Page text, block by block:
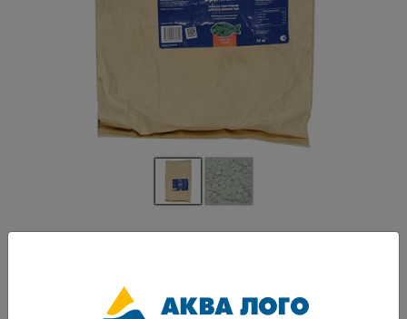
для всех видов донных рыб. Обогащен витаминами, минералами и
микроэлементами. Включает в себя оптимально подобранные